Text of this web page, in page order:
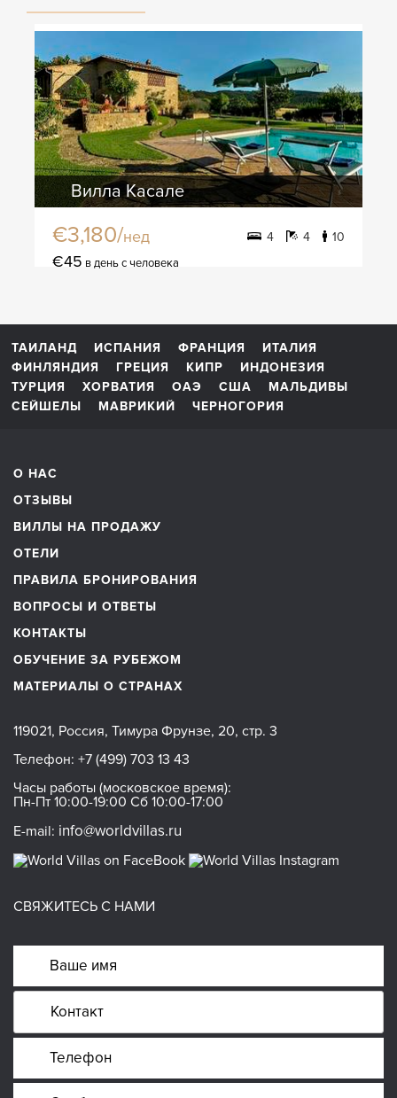
Вилла Касале
€3,180/нед 4 4 10
€45 в день с человека
ТАИЛАНД ИСПАНИЯ ФРАНЦИЯ
ИТАЛИЯ
ФИНЛЯНДИЯ
ГРЕЦИЯ КИПР
ИНДОНЕЗИЯ
ТУРЦИЯ
ХОРВАТИЯ ОАЭ США
МАЛЬДИВЫ
СЕЙШЕЛЫ
МАВРИКИЙ ЧЕРНОГОРИЯ
О НАС
ОТЗЫВЫ
ВИЛЛЫ НА ПРОДАЖУ
ОТЕЛИ
ПРАВИЛА БРОНИРОВАНИЯ
ВОПРОСЫ И ОТВЕТЫ
КОНТАКТЫ
ОБУЧЕНИЕ ЗА РУБЕЖОМ
МАТЕРИАЛЫ О СТРАНАХ
119021, Россия, Тимура Фрунзе, 20, стр. 3
Телефон: +7 (499) 703 13 43
Часы работы (московское время):
Пн-Пт 10:00-19:00 Сб 10:00-17:00
E-mail: info@worldvillas.ru
СВЯЖИТЕСЬ С НАМИ